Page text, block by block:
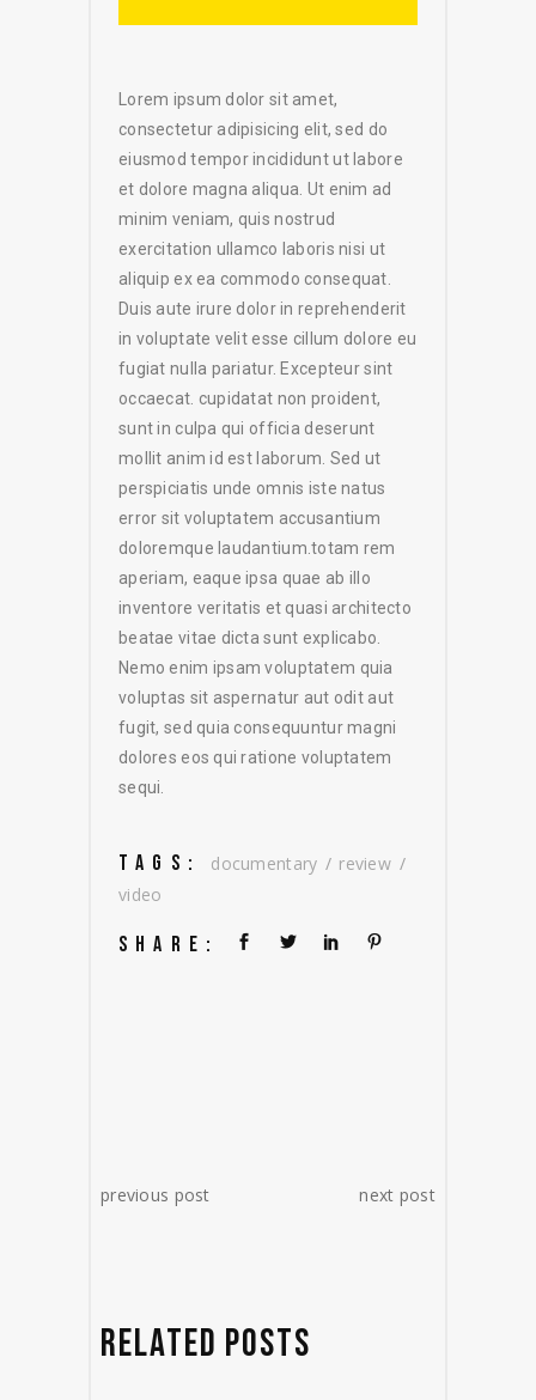
Lorem ipsum dolor sit amet,
consectetur adipisicing elit, sed do
eiusmod tempor incididunt ut labore
et dolore magna aliqua. Ut enim ad
minim veniam, quis nostrud
exercitation ullamco laboris nisi ut
aliquip ex ea commodo consequat.
Duis aute irure dolor in reprehenderit
in voluptate velit esse cillum dolore eu
fugiat nulla pariatur. Excepteur sint
occaecat. cupidatat non proident,
sunt in culpa qui officia deserunt
mollit anim id est laborum. Sed ut
perspiciatis unde omnis iste natus
error sit voluptatem accusantium
doloremque laudantium.totam rem
aperiam, eaque ipsa quae ab illo
inventore veritatis et quasi architecto
beatae vitae dicta sunt explicabo.
Nemo enim ipsam voluptatem quia
voluptas sit aspernatur aut odit aut
fugit, sed quia consequuntur magni
dolores eos qui ratione voluptatem
sequi.
TAGS: documentary
review
video
SHARE:
previous post next post
RELATED POSTS